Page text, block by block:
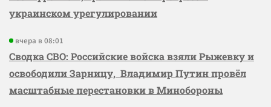
украинском урегулировании
вчера в 08:01
Сводка СВО: Российские войска взяли Рыжевку и
освободили Зарницу, Владимир Путин провёл
масштабные перестановки в Минобороны